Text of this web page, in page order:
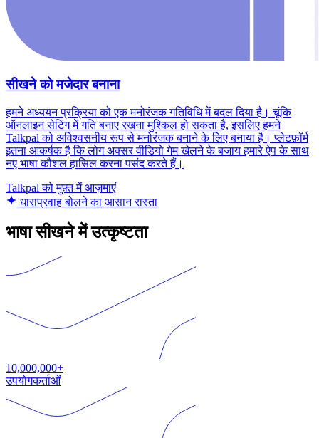
सीखने को मजेदार बनाना
हमने अध्ययन प्रक्रिया को एक मनोरंजक गतिविधि में बदल दिया है। चूंकि
ऑनलाइन सेटिंग में गति बनाए रखना मुश्किल हो सकता है, इसलिए हमने
Talkpal को अविश्वसनीय रूप से मनोरंजक बनाने के लिए बनाया है। प्लेटफ़ॉर्म
इतना आकर्षक है कि लोग अक्सर वीडियो गेम खेलने के बजाय हमारे ऐप के साथ
नए भाषा कौशल हासिल करना पसंद करते हैं।
Talkpal को मुफ़्त में आज़माएं
धाराप्रवाह बोलने का आसान रास्ता
भाषा सीखने में उत्कृष्टता
10,000,000+
उपयोगकर्ताओं